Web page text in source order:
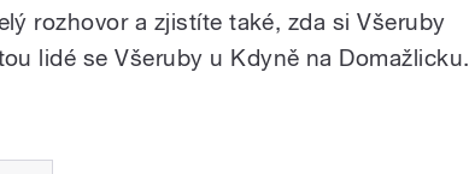
rozhovor a zjistíte také, zda si Všeruby
lidé se Všeruby u Kdyně na Domažlicku.